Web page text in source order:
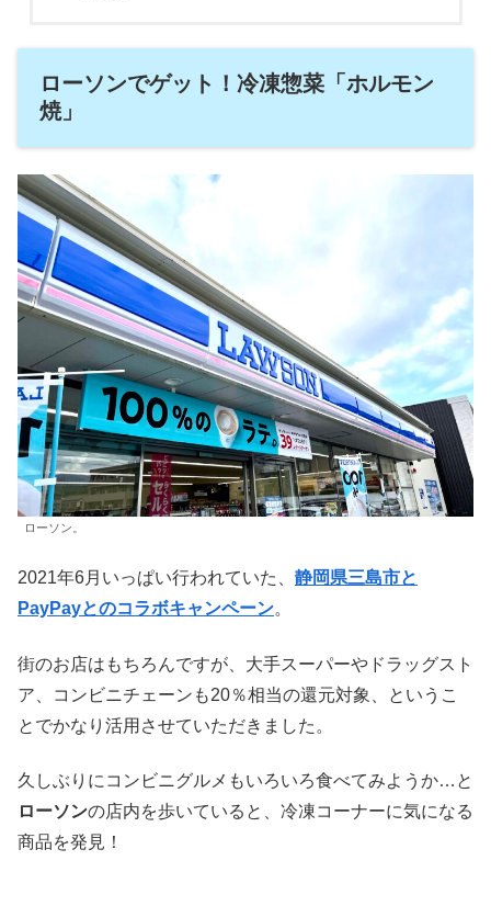
ローソンでゲット！冷凍惣菜「ホルモン
焼」
ローソン。
2021年6月いっぱい行われていた、 静岡県三島市と
PayPayとのコラボキャンペーン。
街のお店はもちろんですが、大手スーパーやドラッグスト
ア、コンビニチェーンも20％相当の還元対象、というこ
とでかなり活用させていただきました。
久しぶりにコンビニグルメもいろいろ食べてみようか…と
ローソンの店内を歩いていると、冷凍コーナーに気になる
商品を発見！